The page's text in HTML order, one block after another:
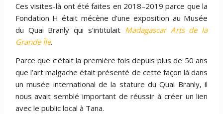
Ces visites-là ont été faites en 2018–2019 parce que la
Fondation H était mécène d’une exposition au Musée
du Quai Branly qui s’intitulait Madagascar Arts de la
Grande Île.
Parce que c’était la première fois depuis plus de 50 ans
que l’art malgache était présenté de cette façon là dans
un musée international de la stature du Quai Branly, il
nous avait semblé important de réussir à créer un lien
avec le public local à Tana.